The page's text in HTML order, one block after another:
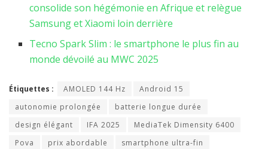
consolide son hégémonie en Afrique et relègue
Samsung et Xiaomi loin derrière
Tecno Spark Slim : le smartphone le plus fin au
monde dévoilé au MWC 2025
Étiquettes : AMOLED 144 Hz
Android 15
autonomie prolongée
batterie longue durée
design élégant
IFA 2025
MediaTek Dimensity 6400
Pova
prix abordable
smartphone ultra-fin